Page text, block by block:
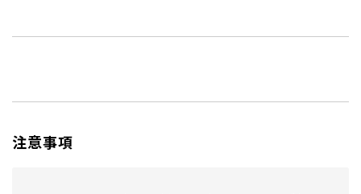
注意事項